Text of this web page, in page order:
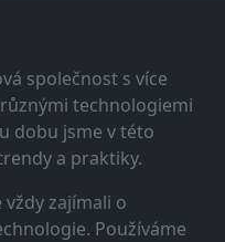
společnost s více
technologiemi
dobu jsme v této
a praktiky.
vždy zajímali o
Používáme